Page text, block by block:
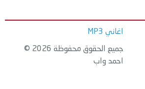
اغاني MP3
جميع الحقوق محفوظة 2026 ©
احمد واب